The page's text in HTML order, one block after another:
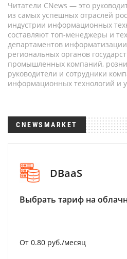
Читатели CNews — это
из самых успешных отраслей
индустрии информационных
составляют топ-менеджеры и
департаментов
региональных органов
промышленных компаний,
руководители и сотрудники
информационных технологий и
CNEWSMARKET
DBaaS
Выбрать тариф на
От 0.80 руб./месяц